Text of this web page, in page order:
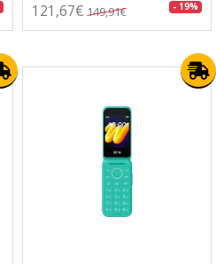
121,67€ 149,91€ - 19%